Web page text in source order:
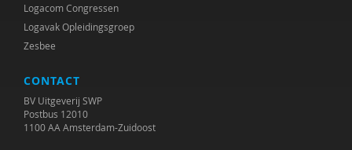
Helma Brouwers
R.A.R. Bullens
Anja Bunthof
Goos Cardol
Logacom Congressen
Logavak Opleidingsgroep
Zesbee
CONTACT
BV Uitgeverij SWP
Postbus 12010
1100 AA Amsterdam-Zuidoost